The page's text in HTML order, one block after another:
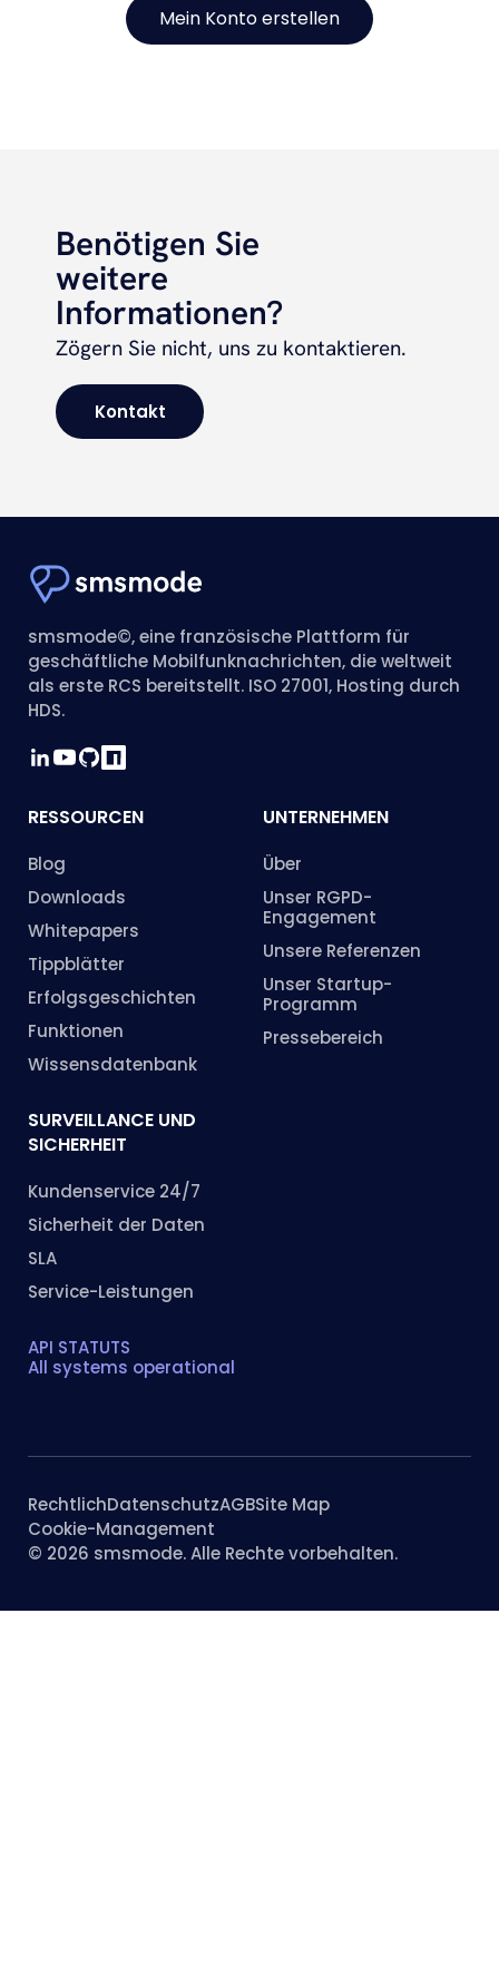
Mein Konto erstellen
Benötigen Sie
weitere
Informationen?
Zögern Sie nicht, uns zu kontaktieren.
Kontakt
smsmode©, eine französische Plattform für
geschäftliche Mobilfunknachrichten, die weltweit
als erste RCS bereitstellt. ISO 27001, Hosting durch
HDS.
RESSOURCEN
Blog
Downloads
Whitepapers
Tippblätter
Erfolgsgeschichten
Funktionen
Wissensdatenbank
UNTERNEHMEN
Über
Unser RGPD-
Engagement
Unsere Referenzen
Unser Startup-
Programm
Pressebereich
SURVEILLANCE UND
SICHERHEIT
Kundenservice 24/7
Sicherheit der Daten
SLA
Service-Leistungen
API STATUTS
All systems operational
© 2026 smsmode. Alle Rechte vorbehalten.
RechtlichDatenschutzAGBSite Map
Cookie-Management